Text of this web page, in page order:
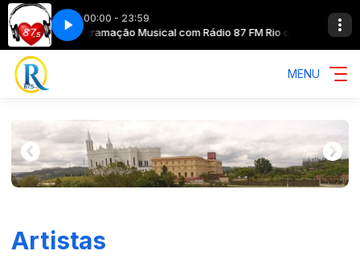
00:00 - 23:59
SCProgramação Musical com Rádio 87 FM Rio do Oeste SC
MENU
Artistas